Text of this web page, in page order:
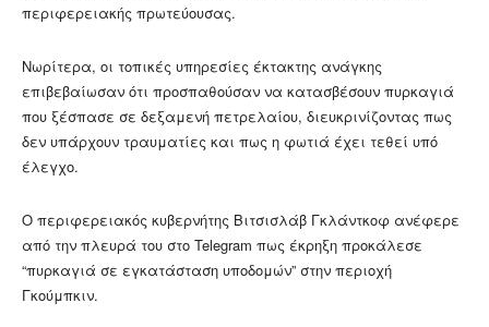
περιφερειακής πρωτεύουσας.
Νωρίτερα, οι τοπικές υπηρεσίες έκτακτης ανάγκης
επιβεβαίωσαν ότι προσπαθούσαν να κατασβέσουν πυρκαγιά
που ξέσπασε σε δεξαμενή πετρελαίου, διευκρινίζοντας πως
δεν υπάρχουν τραυματίες και πως η φωτιά έχει τεθεί υπό
έλεγχο.
Ο περιφερειακός κυβερνήτης Βιτσισλάβ Γκλάντκοφ ανέφερε
από την πλευρά του στο Telegram πως έκρηξη προκάλεσε
“πυρκαγιά σε εγκατάσταση υποδομών” στην περιοχή
Γκούμπκιν.